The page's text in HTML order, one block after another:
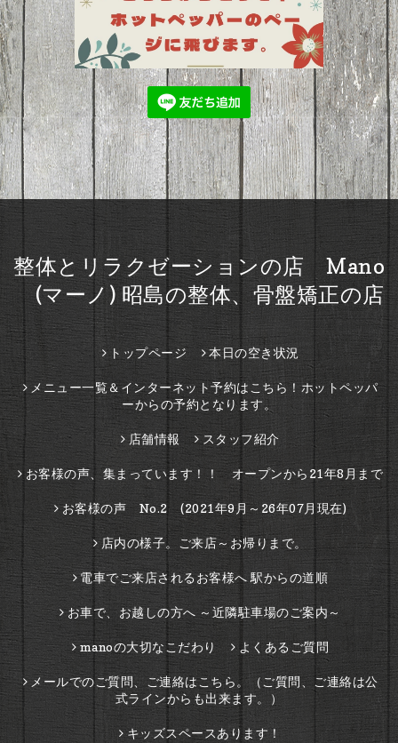
整体とリラクゼーションの店 Mano
(マーノ) 昭島の整体、骨盤矯正の店
トップページ 本日の空き状況
メニュー一覧＆インターネット予約はこちら！ホットペッパ
ーからの予約となります。
店舗情報 スタッフ紹介
お客様の声、集まっています！！ オープンから21年8月まで
お客様の声 No.2 (2021年9月～26年07月現在)
店内の様子。ご来店～お帰りまで。
電車でご来店されるお客様へ 駅からの道順
お車で、お越しの方へ ～近隣駐車場のご案内～
manoの大切なこだわり よくあるご質問
メールでのご質問、ご連絡はこちら。（ご質問、ご連絡は公
式ラインからも出来ます。）
キッズスペースあります！